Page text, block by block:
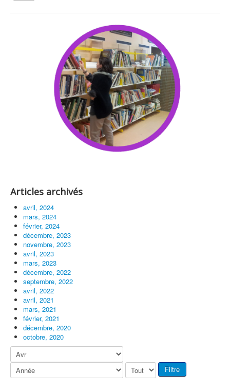
la
Centre de Ressources du Territoire (CRT)
Qui sommes nous ?
Activités tout public
Animations et éducation
Accompagnement du territoire et ingénierie
Espace Info Energie
Guide Nature Patrimoine Volontaire (GNPV)
Bienvenue dans Mon Jardin au Naturel (BMJN)
Articles archivés
avril, 2024
mars, 2024
février, 2024
décembre, 2023
novembre, 2023
avril, 2023
mars, 2023
décembre, 2022
septembre, 2022
avril, 2022
avril, 2021
mars, 2021
février, 2021
décembre, 2020
octobre, 2020
Filtre